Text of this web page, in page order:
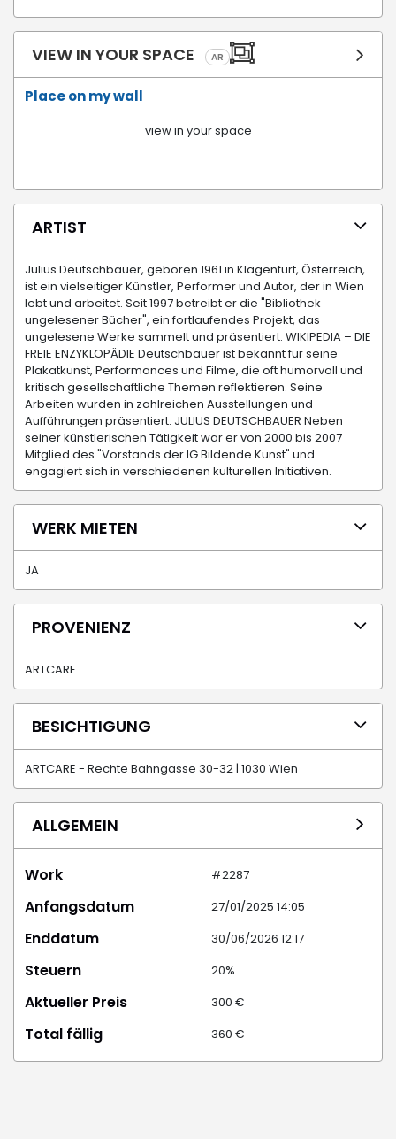
VIEW IN YOUR SPACE AR
Place on my wall
view in your space
ARTIST
Julius Deutschbauer, geboren 1961 in Klagenfurt, Österreich,
ist ein vielseitiger Künstler, Performer und Autor, der in Wien
lebt und arbeitet. Seit 1997 betreibt er die "Bibliothek
ungelesener Bücher", ein fortlaufendes Projekt, das
ungelesene Werke sammelt und präsentiert. WIKIPEDIA – DIE
FREIE ENZYKLOPÄDIE Deutschbauer ist bekannt für seine
Plakatkunst, Performances und Filme, die oft humorvoll und
kritisch gesellschaftliche Themen reflektieren. Seine
Arbeiten wurden in zahlreichen Ausstellungen und
Aufführungen präsentiert. JULIUS DEUTSCHBAUER Neben
seiner künstlerischen Tätigkeit war er von 2000 bis 2007
Mitglied des "Vorstands der IG Bildende Kunst" und
engagiert sich in verschiedenen kulturellen Initiativen.
WERK MIETEN
JA
PROVENIENZ
ARTCARE
BESICHTIGUNG
ARTCARE - Rechte Bahngasse 30-32 | 1030 Wien
ALLGEMEIN
Work #2287
Anfangsdatum 27/01/2025 14:05
Enddatum 30/06/2026 12:17
Steuern 20%
Aktueller Preis 300 €
Total fällig 360 €